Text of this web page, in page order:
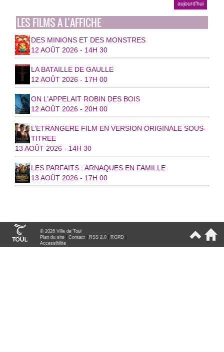
aujourd’hui
LES FILMS A L’AFFICHE
DES MINIONS ET DES MONSTRES
12 AOÛT 2026 - 14H 30
LA BATAILLE DE GAULLE
12 AOÛT 2026 - 17H 00
ON L’APPELAIT ROBIN DES BOIS
12 AOÛT 2026 - 20H 00
L’ETRANGERE FILM EN VERSION ORIGINALE SOUS-
TITREE
13 AOÛT 2026 - 14H 30
LES PARFAITS : ARNAQUES EN FAMILLE
13 AOÛT 2026 - 17H 00
© 2026 Ville de Toul
Plan du site
Contact RSS 2.0 RGPD
Accessibilité